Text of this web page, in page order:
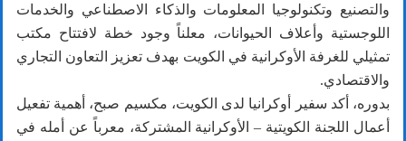
والتصنيع وتكنولوجيا المعلومات والذكاء الاصطناعي والخدمات
اللوجستية وأعلاف الحيوانات، معلناً وجود خطة لافتتاح مكتب
تمثيلي للغرفة الأوكرانية في الكويت بهدف تعزيز التعاون التجاري
والاقتصادي.
بدوره، أكد سفير أوكرانيا لدى الكويت، مكسيم صبح، أهمية تفعيل
أعمال اللجنة الكويتية – الأوكرانية المشتركة، معرباً عن أمله في